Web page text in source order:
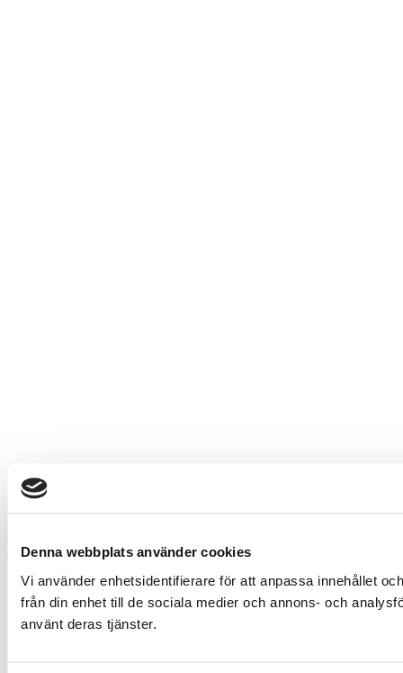
Denna webbplats använder cookies
Vi använder enhetsidentifierare för att anpassa innehållet
från din enhet till de sociala medier och annons- och
använt deras tjänster.